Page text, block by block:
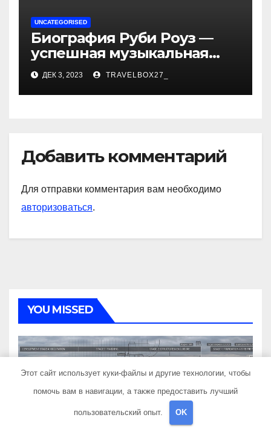
UNCATEGORISED
Биография Руби Роуз —
успешная музыкальная
карьера, личная жизнь и
знаковые достижения
ДЕК 3, 2023 TRAVELBOX27_
Добавить комментарий
Для отправки комментария вам необходимо
авторизоваться.
YOU MISSED
Анализ новостроек —
локация, этапы
строительства, проверка
Этот сайт использует куки-файлы и другие технологии, чтобы
помочь вам в навигации, а также предоставить лучший
пользовательский опыт. OK